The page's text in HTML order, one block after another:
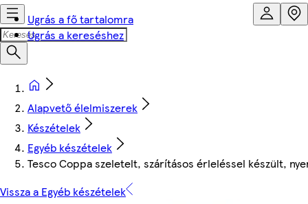
Ugrás a fő tartalomra
Ugrás a kereséshez
Alapvető élelmiszerek
Készételek
Egyéb készételek
Tesco Coppa szeletelt, szárításos érleléssel készült,
Vissza a Egyéb készételek